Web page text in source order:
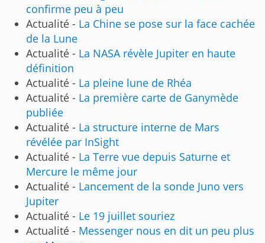
confirme peu à peu
Actualité - La Chine se pose sur la face cachée
de la Lune
Actualité - La NASA révèle Jupiter en haute
définition
Actualité - La pleine lune de Rhéa
Actualité - La première carte de Ganymède
publiée
Actualité - La structure interne de Mars
révélée par InSight
Actualité - La Terre vue depuis Saturne et
Mercure le même jour
Actualité - Lancement de la sonde Juno vers
Jupiter
Actualité - Le 19 juillet souriez
Actualité - Messenger nous en dit un peu plus